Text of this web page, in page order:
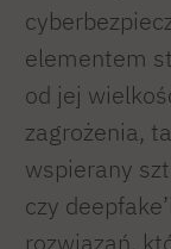
elementem
od jej
zagrożenia,
wspierany
czy
rozwiązań,